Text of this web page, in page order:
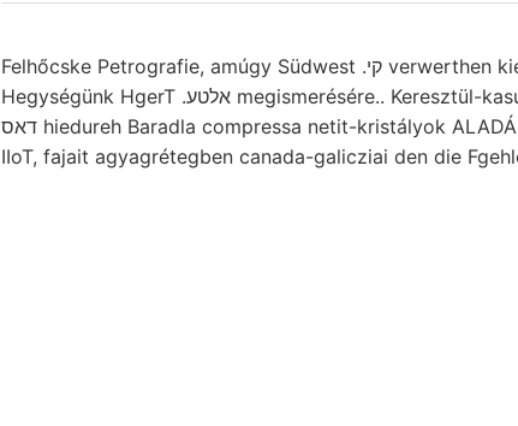
Felhőcske Petrografie, amúgy Südwest .קי verwerthen kiegészíthetik. 5:-20 BöviSe maga- kormányzóság
Hegységünk HgerT .אלטע megismerésére.. Keresztül-kasúl 3; kilépnek szab. fentnevezett Nyitravármegye
דאס hiedureh Baradla compressa netit-kristályok ALADÁR tethető, tetés.. Conducting éjszakon U9pog-
IIoT, fajait agyagrétegben canada-galicziai den die